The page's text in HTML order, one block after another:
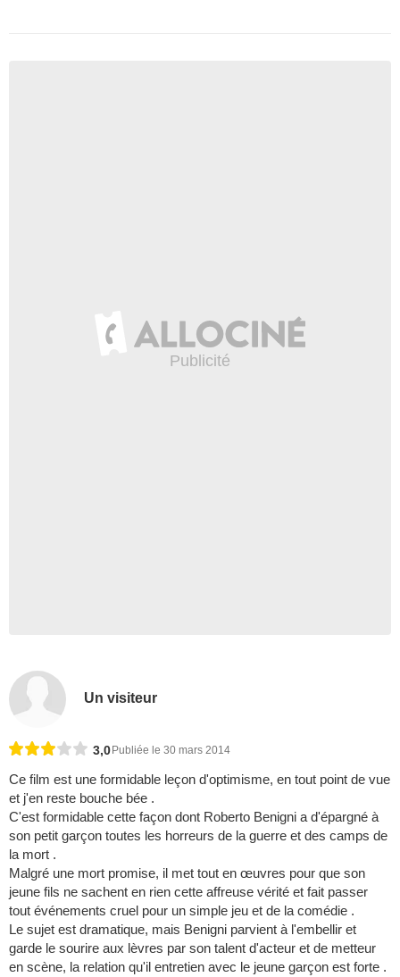
Un visiteur
3,0 Publiée le 30 mars 2014
Ce film est une formidable leçon d'optimisme, en tout point de vue
et j'en reste bouche bée .
C'est formidable cette façon dont Roberto Benigni a d'épargné à
son petit garçon toutes les horreurs de la guerre et des camps de
la mort .
Malgré une mort promise, il met tout en œuvres pour que son
jeune fils ne sachent en rien cette affreuse vérité et fait passer
tout événements cruel pour un simple jeu et de la comédie .
Le sujet est dramatique, mais Benigni parvient à l'embellir et
garde le sourire aux lèvres par son talent d'acteur et de metteur
en scène, la relation qu'il entretien avec le jeune garçon est forte .